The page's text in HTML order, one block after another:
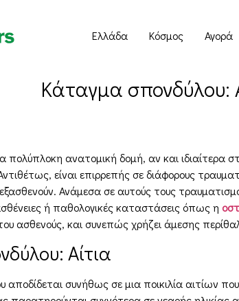
Ελλάδα Κόσμος Αγορά
Κάταγμα σπονδύλου:
πολύπλοκη ανατομική δομή, αν και ιδιαίτερα
είναι επιρρεπής σε διάφορους
Ανάμεσα σε αυτούς τους
ή παθολογικές καταστάσεις όπως η
ασθενούς, και συνεπώς χρήζει άμεσης
Αίτια
συνήθως σε μια ποικιλία αιτίων